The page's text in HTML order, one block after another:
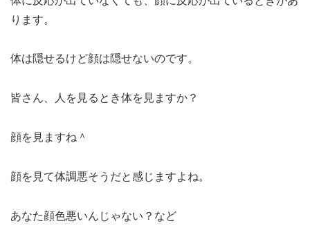
ります。
体は隠せるけど顔は隠せないのです。
皆さん、人を見るとき体を見ますか？
顔を見ますね＾
顔を見て体調悪そうだと感じますよね。
あなた顔色悪いんじゃない？など